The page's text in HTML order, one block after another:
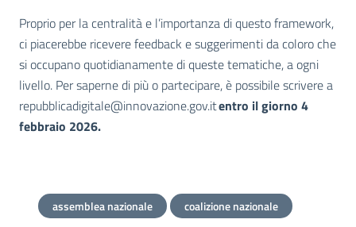
Proprio per la centralità e l’importanza di questo framework,
ci piacerebbe ricevere feedback e suggerimenti da coloro che
si occupano quotidianamente di queste tematiche, a ogni
livello. Per saperne di più o partecipare, è possibile scrivere a
repubblicadigitale@innovazione.gov.itentro il giorno 4
febbraio 2026.
assemblea nazionale coalizione nazionale